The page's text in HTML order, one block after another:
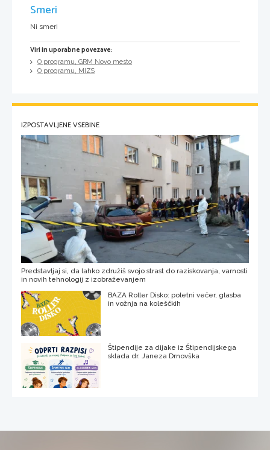
Smeri
Ni smeri
Viri in uporabne povezave:
O programu, GRM Novo mesto
O programu, MIZS
IZPOSTAVLJENE VSEBINE
Predstavljaj si, da lahko združiš svojo strast do raziskovanja, varnosti
in novih tehnologij z izobraževanjem
BAZA Roller Disko: poletni večer, glasba
in vožnja na koleščkih
Štipendije za dijake iz Štipendijskega
sklada dr. Janeza Drnovška